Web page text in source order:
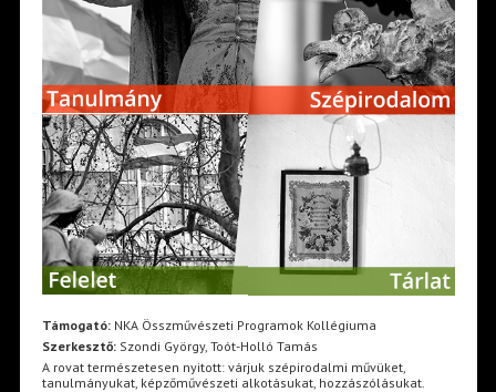
Támogató:NKA Összművészeti Programok Kollégiuma
Szerkesztő:Szondi György, Toót-Holló Tamás
A rovat természetesen nyitott: várjuk szépirodalmi művüket,
tanulmányukat, képzőművészeti alkotásukat, hozzászólásukat.